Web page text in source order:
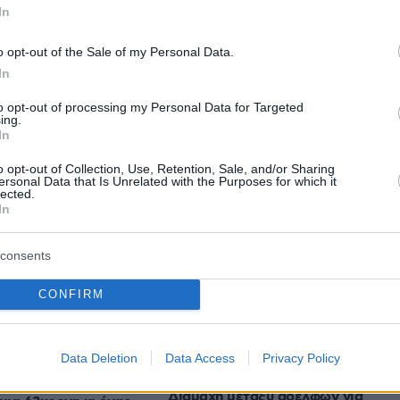
opt-out of the Sale of my Personal Data.
opt-out of processing my Personal Data for Targeted
opt-out of Collection, Use, Retention, Sale, and/or Sharing
Data that Is Unrelated with the Purposes for which it
CONFIRM
Data Deletion Data Access Privacy Policy
protothema.gr στο Google News
Ειδήσειςαπό την Ελλάδα και τον Κόσμο, τη
στο
0-1:
και τώρα
πριν 5 λεπτά
Fine Mess: Για αργοψημένο
αμερικανικό BBQ και χειροποίητο
pastrami στο Κολωνάκι